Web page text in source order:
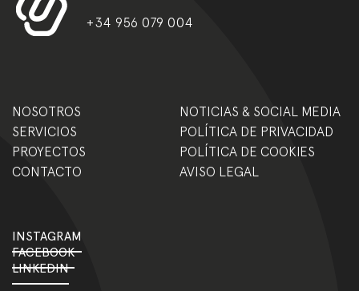
+34 956 079 004
NOSOTROS
NOTICIAS & SOCIAL MEDIA
SERVICIOS
POLÍTICA DE PRIVACIDAD
PROYECTOS
POLÍTICA DE COOKIES
CONTACTO
AVISO LEGAL
INSTAGRAM
FACEBOOK
LINKEDIN